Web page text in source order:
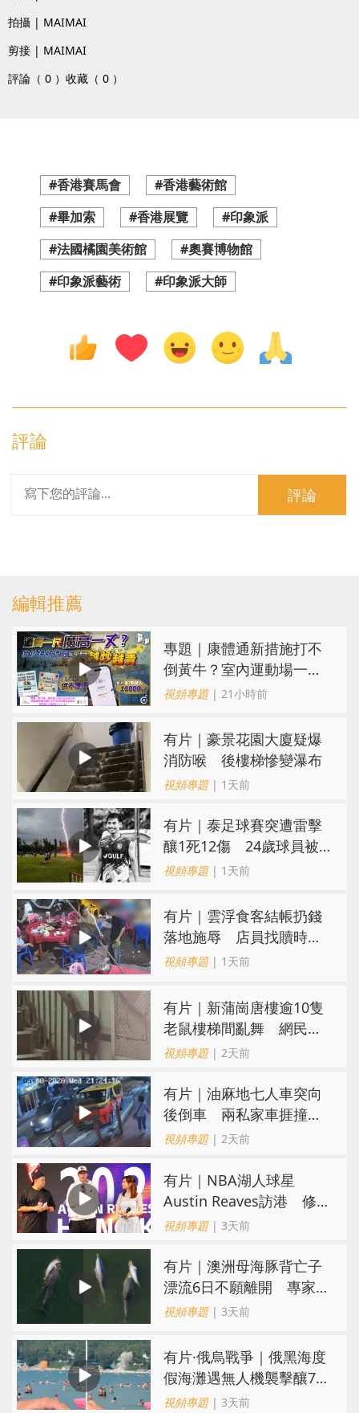
拍攝 | MAIMAI
剪接 | MAIMAI
評論（ 0 ） 收藏（ 0 ）
#香港賽馬會
#香港藝術館
#畢加索
#香港展覽
#印象派
#法國橘園美術館
#奧賽博物館
#印象派藝術
#印象派大師
評論
評論
編輯推薦
專題｜康體通新措施打不
倒黃牛？室內運動場一場
難求越炒越貴
視頻專題| 21小時前
有片｜豪景花園大廈疑爆
消防喉 後樓梯慘變瀑布
視頻專題| 1天前
有片｜泰足球賽突遭雷擊
釀1死12傷 24歲球員被
閃電劈中亡
視頻專題| 1天前
​有片｜雲浮食客結帳扔錢
落地施辱 店員找贖時還
施彼身獲老闆肯定
視頻專題| 1天前
有片｜新蒲崗唐樓逾10隻
老鼠樓梯間亂舞 網民嚇
親：每次經過都要好大勇
視頻專題| 2天前
有片｜油麻地七人車突向
後倒車 兩私家車捱撞
司機不顧而去
視頻專題| 2天前
有片｜NBA湖人球星
Austin Reaves訪港 修
頓與青少年交流球技
視頻專題| 3天前
有片｜澳洲母海豚背亡子
漂流6日不願離開 專家：
極度悲傷下的哀悼行為
視頻專題| 3天前
​有片·俄烏戰爭｜俄黑海度
假海灘遇無人機襲擊釀7死
40傷 俄烏各執一詞
視頻專題| 3天前